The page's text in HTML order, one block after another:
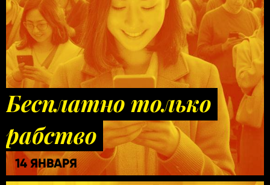
Бесплатно только
рабство
14 ЯНВАРЯ